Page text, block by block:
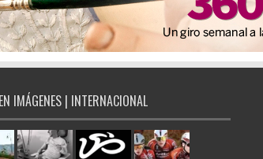
IMÁGENES | INTERNACIONAL